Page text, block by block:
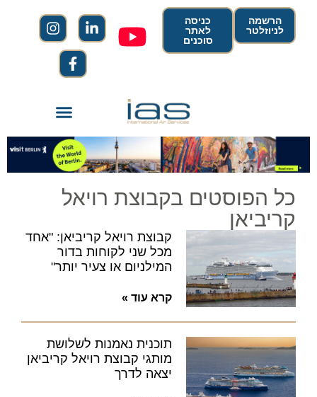
הרשמה
לניוזלטר
כניסה
לאתר
סוכנים
כל הפוסטים בקבוצת רויאל
קריביאן
קבוצת רויאל קריביאן: "אחד
מכל שני לקוחות בדור
המילניום או צעיר יותר"
קרא עוד »
תוכנית נאמנות לשלושת
מותגי קבוצת רויאל קריביאן
יצאה לדרך